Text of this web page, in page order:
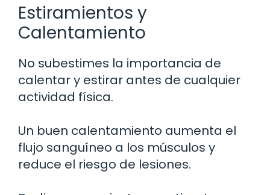
Estiramientos y
Calentamiento
No subestimes la importancia de
calentar y estirar antes de cualquier
actividad física.
Un buen calentamiento aumenta el
flujo sanguíneo a los músculos y
reduce el riesgo de lesiones.